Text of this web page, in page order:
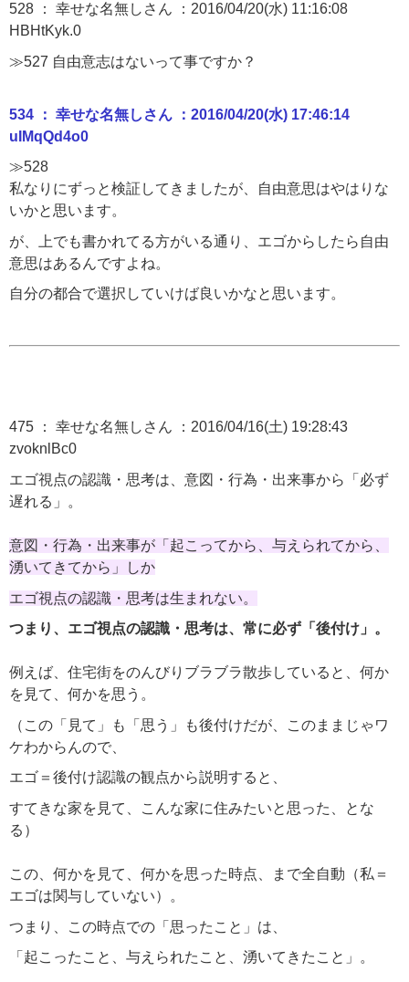
528 ： 幸せな名無しさん ：2016/04/20(水) 11:16:08
HBHtKyk.0
≫527 自由意志はないって事ですか？
534 ： 幸せな名無しさん ：2016/04/20(水) 17:46:14
uIMqQd4o0
≫528
私なりにずっと検証してきましたが、自由意思はやはりな
いかと思います。
が、上でも書かれてる方がいる通り、エゴからしたら自由
意思はあるんですよね。
自分の都合で選択していけば良いかなと思います。
475 ： 幸せな名無しさん ：2016/04/16(土) 19:28:43
zvoknlBc0
エゴ視点の認識・思考は、意図・行為・出来事から「必ず
遅れる」。
意図・行為・出来事が「起こってから、与えられてから、
湧いてきてから」しか
エゴ視点の認識・思考は生まれない。
つまり、エゴ視点の認識・思考は、常に必ず「後付け」。
例えば、住宅街をのんびりブラブラ散歩していると、何か
を見て、何かを思う。
（この「見て」も「思う」も後付けだが、このままじゃワ
ケわからんので、
エゴ＝後付け認識の観点から説明すると、
すてきな家を見て、こんな家に住みたいと思った、とな
る）
この、何かを見て、何かを思った時点、まで全自動（私＝
エゴは関与していない）。
つまり、この時点での「思ったこと」は、
「起こったこと、与えられたこと、湧いてきたこと」。